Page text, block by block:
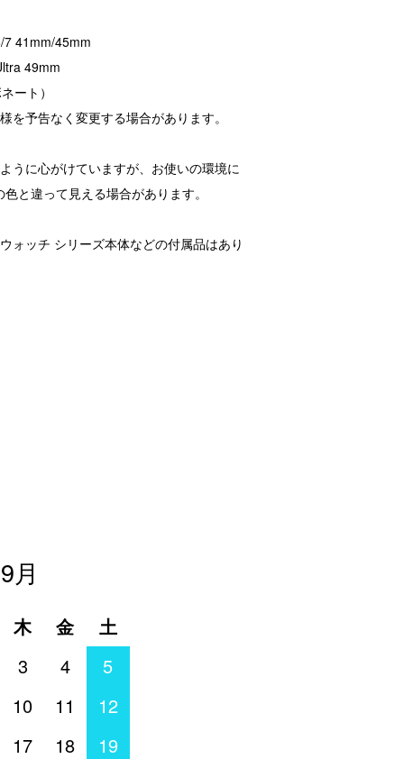
7 41mm/45mm
49mm
ート）
を予告なく変更する場合があります。
うに心がけていますが、お使いの環境に
と違って見える場合があります。
ォッチ シリーズ本体などの付属品はあり
月
木 金
土
3 4
5
10 11
12
17 18
19